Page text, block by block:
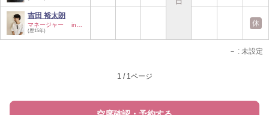
吉田 裕太朗
(歴15年)
休
－ : 未設定
1 / 1ページ